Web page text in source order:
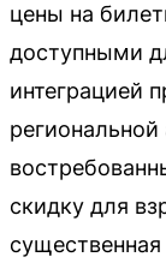
цены на
доступными
интеграцией
скидку для